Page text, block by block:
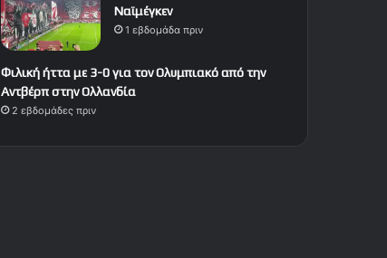
Ναϊμέγκεν
1 εβδομάδα πριν
Φιλική ήττα με 3-0 για τον Ολυμπιακό από την
Αντβέρπ στην Ολλανδία
2 εβδομάδες πριν